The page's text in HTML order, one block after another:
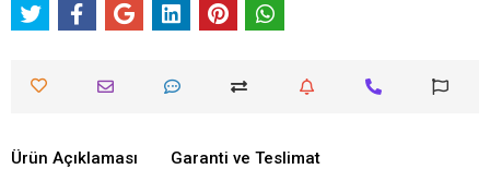
Ürün Açıklaması Garanti ve Teslimat